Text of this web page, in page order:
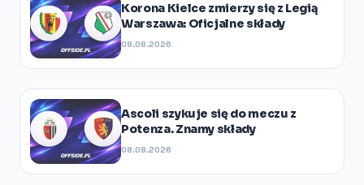
Korona Kielce zmierzy się z Legią
Warszawa: Oficjalne składy
08.08.2026
Ascoli szykuje się do meczu z
Potenza. Znamy składy
08.08.2026